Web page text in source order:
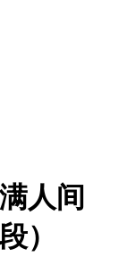
人间
）